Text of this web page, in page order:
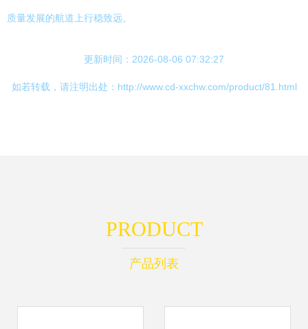
质量发展的航道上行稳致远。
更新时间：2026-08-06 07:32:27
如若转载，请注明出处：http://www.cd-xxchw.com/product/81.html
PRODUCT
产品列表